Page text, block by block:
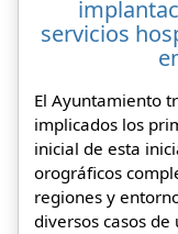
servicios
El Ayuntamiento
implicados los
inicial de esta
orográficos
regiones y
diversos casos de